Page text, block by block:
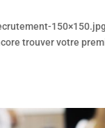
trouver votre